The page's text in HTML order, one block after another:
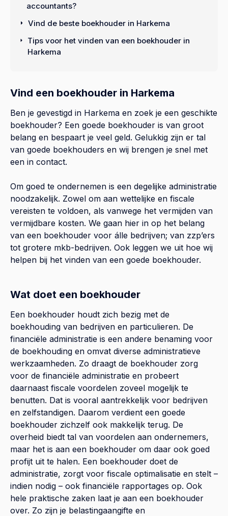
Vind een boekhouder in Harkema
Ben je gevestigd in Harkema en zoek je een geschikte
boekhouder? Een goede boekhouder is van groot
belang en bespaart je veel geld. Gelukkig zijn er tal
van goede boekhouders en wij brengen je snel met
een in contact.
Om goed te ondernemen is een degelijke administratie
noodzakelijk. Zowel om aan wettelijke en fiscale
vereisten te voldoen, als vanwege het vermijden van
vermijdbare kosten. We gaan hier in op het belang
van een boekhouder voor álle bedrijven; van zzp’ers
tot grotere mkb-bedrijven. Ook leggen we uit hoe wij
helpen bij het vinden van een goede boekhouder.
Wat doet een boekhouder
Een boekhouder houdt zich bezig met de
boekhouding van bedrijven en particulieren. De
financiële administratie is een andere benaming voor
de boekhouding en omvat diverse administratieve
werkzaamheden. Zo draagt de boekhouder zorg
voor de financiële administratie en probeert
daarnaast fiscale voordelen zoveel mogelijk te
benutten. Dat is vooral aantrekkelijk voor bedrijven
en zelfstandigen. Daarom verdient een goede
boekhouder zichzelf ook makkelijk terug. De
overheid biedt tal van voordelen aan ondernemers,
maar het is aan een boekhouder om daar ook goed
profijt uit te halen. Een boekhouder doet de
administratie, zorgt voor fiscale optimalisatie en stelt –
indien nodig – ook financiële rapportages op. Ook
hele praktische zaken laat je aan een boekhouder
over. Zo zijn je belastingaangifte en
accountants?
Vind de beste boekhouder in Harkema
Tips voor het vinden van een boekhouder in
Harkema